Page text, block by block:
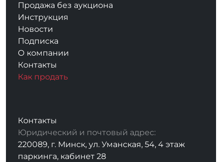
Продажа без аукциона
Инструкция
Новости
Подписка
О компании
Контакты
Как продать
Контакты
Юридический и почтовый адрес:
220089, г. Минск, ул. Уманская, 54, 4 этаж
паркинга, кабинет 28